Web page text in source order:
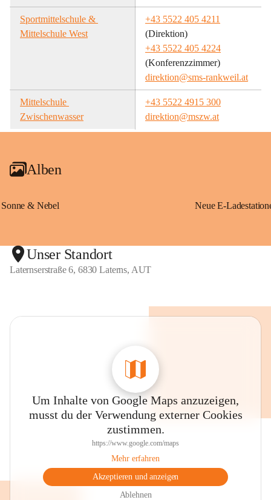
Sportmittelschule &
Mittelschule West
+43 5522 405 4211
(Direktion)
+43 5522 405 4224
(Konferenzzimmer)
direktion@sms-rankweil.at
Mittelschule
Zwischenwasser
+43 5522 4915 300
direktion@mszw.at
Alben
Sonne & Nebel
Unser Standort
Laternserstraße 6, 6830 Laterns, AUT
Um Inhalte von Google Maps anzuzeigen,
musst du der Verwendung externer Cookies
zustimmen.
https://www.google.com/maps
Mehr erfahren
Akzeptieren und anzeigen
Ablehnen